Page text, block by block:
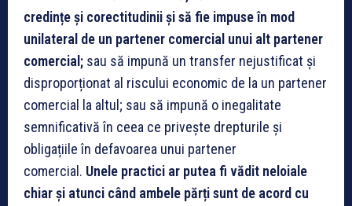
credințe și corectitudinii și să fie impuse în mod
unilateral de un partener comercial unui alt partener
comercial; sau să impună un transfer nejustificat și
disproporționat al riscului economic de la un partener
comercial la altul; sau să impună o inegalitate
semnificativă în ceea ce privește drepturile și
obligațiile în defavoarea unui partener
comercial. Unele practici ar putea fi vădit neloiale
chiar și atunci când ambele părți sunt de acord cu